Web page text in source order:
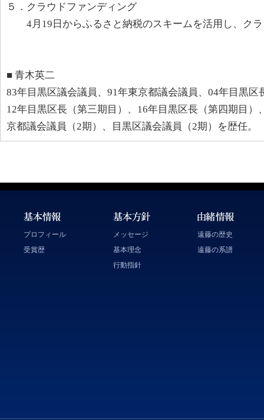
５．クラウドファンディング
4月19日からふるさと納税のスキームを活用し、クラ
■ 青木英二
83年目黒区議会議員、91年東京都議会議員、04年目黒
12年目黒区長（第三期目）、16年目黒区長（第四期目）
京都議会議員（2期）、目黒区議会議員（2期）を歴任。
プロフィール
受賞歴
メッセージ
基本理念
行動指針
遠藤の歴史
遠藤の系譜